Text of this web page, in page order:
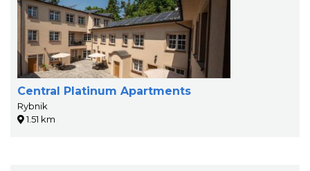
Central Platinum Apartments
Rybnik
1.51 km